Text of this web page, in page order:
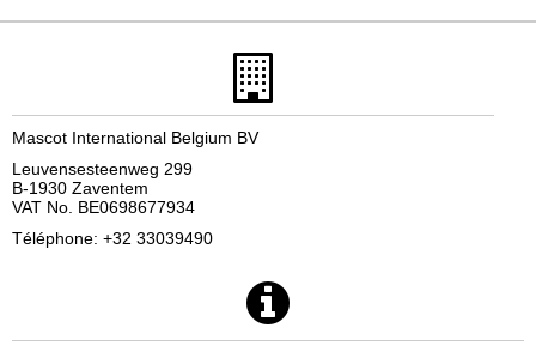
Mascot International Belgium BV
Leuvensesteenweg 299
B-1930 Zaventem
VAT No. BE0698677934
Téléphone: +32 33039490